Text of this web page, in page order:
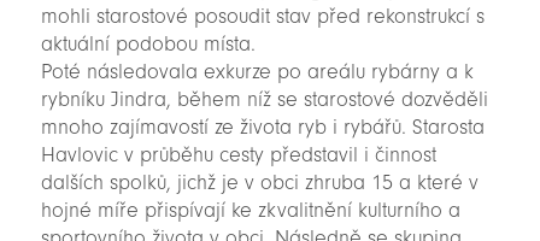
mohli starostové posoudit stav před rekonstrukcí s
aktuální podobou místa.
Poté následovala exkurze po areálu rybárny a k
rybníku Jindra, během níž se starostové dozvěděli
mnoho zajímavostí ze života ryb i rybářů. Starosta
Havlovic v průběhu cesty představil i činnost
dalších spolků, jichž je v obci zhruba 15 a které v
hojné míře přispívají ke zkvalitnění kulturního a